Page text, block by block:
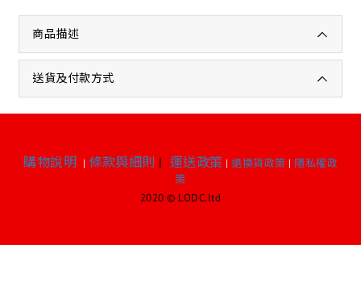
商品描述
送貨及付款方式
購物說明 | 條款與細則 | 運送政策 | 退換貨政策 | 隱私權政
策
2020 © LODC.ltd